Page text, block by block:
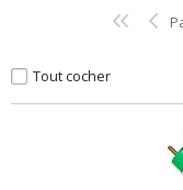
Tout cocher